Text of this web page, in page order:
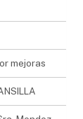
mejoras